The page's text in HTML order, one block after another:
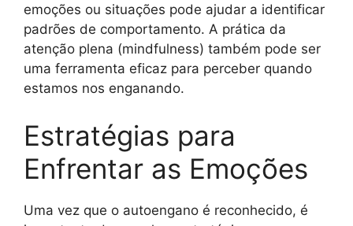
emoções ou situações pode ajudar a identificar
padrões de comportamento. A prática da
atenção plena (mindfulness) também pode ser
uma ferramenta eficaz para perceber quando
estamos nos enganando.
Estratégias para
Enfrentar as Emoções
Uma vez que o autoengano é reconhecido, é